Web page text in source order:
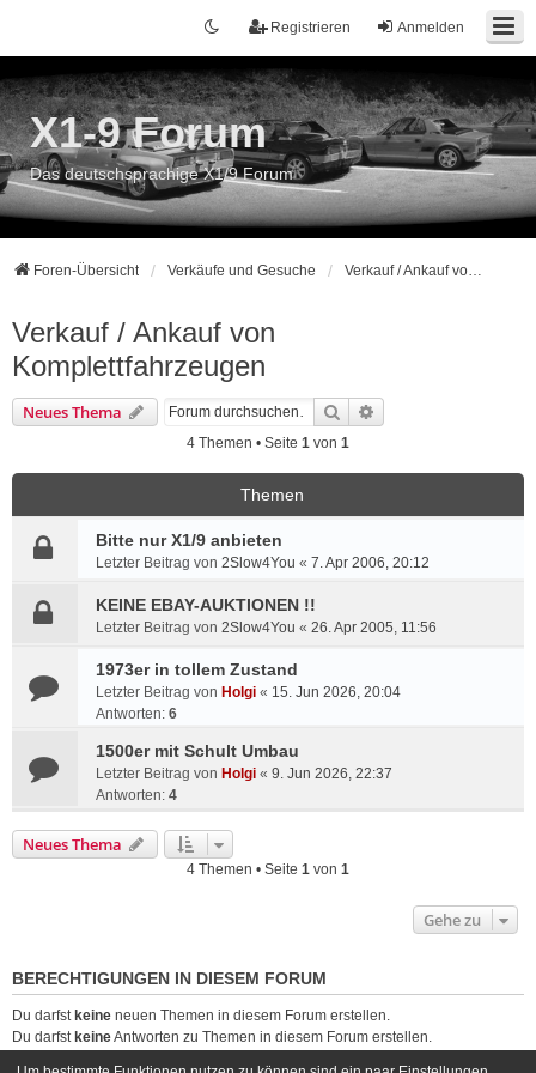
Anmelden
Registrieren
X1-9 Forum
Das deutschsprachige X1/9 Forum
Foren-Übersicht Verkäufe und Gesuche Verkauf / Ankauf von Komplettfahrzeugen
Verkauf / Ankauf von
Komplettfahrzeugen
Neues Thema Suche
4 Themen • Seite 1 von 1
Themen
Bitte nur X1/9 anbieten
Letzter Beitrag von 2Slow4You « 7. Apr 2006, 20:12
KEINE EBAY-AUKTIONEN !!
Letzter Beitrag von 2Slow4You « 26. Apr 2005, 11:56
1973er in tollem Zustand
Letzter Beitrag von Holgi « 15. Jun 2026, 20:04
Antworten: 6
1500er mit Schult Umbau
Letzter Beitrag von Holgi « 9. Jun 2026, 22:37
Antworten: 4
Neues Thema
4 Themen • Seite 1 von 1
Gehe zu
BERECHTIGUNGEN IN DIESEM FORUM
Du darfst keine neuen Themen in diesem Forum erstellen.
Du darfst keineAntworten zu Themen in diesem Forum erstellen.